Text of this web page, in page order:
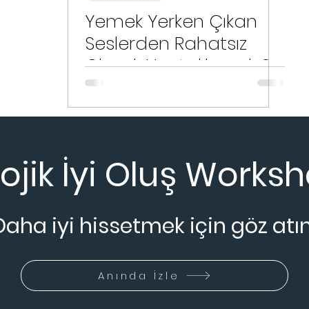
Yemek Yerken Çıkan
Seslerden Rahatsız
Olmak Hastalık mıdır?
İyi Oluş
iyi hissetmek için göz
Anında İzle